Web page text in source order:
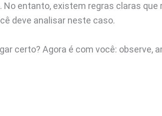
No entanto, existem regras claras que
deve analisar neste caso.
certo? Agora é com você: observe,